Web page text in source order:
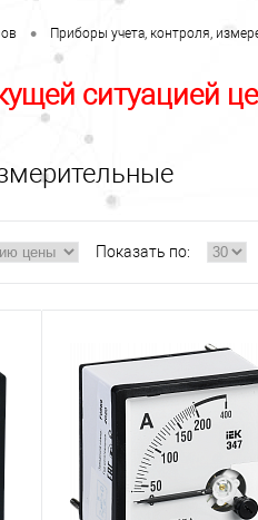
• Приборы учета, контроля,
ситуацией
Показать по: